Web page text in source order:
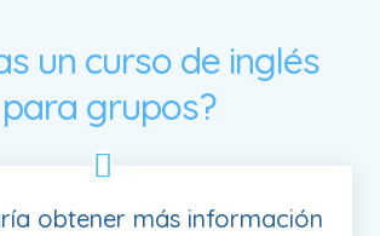
un curso de inglés
para grupos?
obtener más información